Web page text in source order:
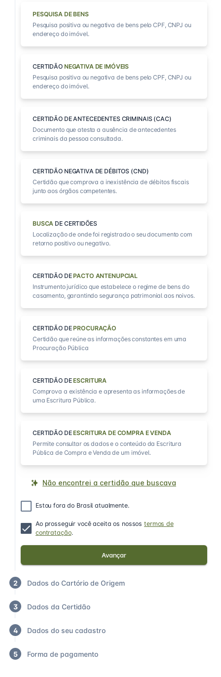
PESQUISA DE BENS
Pesquisa positiva ou negativa de bens pelo CPF, CNPJ ou
endereço do imóvel.
CERTIDÃO NEGATIVA DE IMÓVEIS
Pesquisa positiva ou negativa de bens pelo CPF, CNPJ ou
endereço do imóvel.
CERTIDÃO DE ANTECEDENTES CRIMINAIS (CAC)
Documento que atesta a ausência de antecedentes
criminais da pessoa consultada.
CERTIDÃO NEGATIVA DE DÉBITOS (CND)
Certidão que comprova a inexistência de débitos fiscais
junto aos órgãos competentes.
BUSCA DE CERTIDÕES
Localização de onde foi registrado o seu documento com
retorno positivo ou negativo.
CERTIDÃO DEPACTO ANTENUPCIAL
Instrumento jurídico que estabelece o regime de bens do
casamento, garantindo segurança patrimonial aos noivos.
CERTIDÃO DEPROCURAÇÃO
Certidão que reúne as informações constantes em uma
Procuração Pública
CERTIDÃO DEESCRITURA
Comprova a existência e apresenta as informações de
uma Escritura Pública.
CERTIDÃO DEESCRITURA DE COMPRA E VENDA
Permite consultar os dados e o conteúdo da Escritura
Pública de Compra e Venda de um imóvel.
Não encontrei a certidão que buscava
Estou fora do Brasil atualmente.
Ao prosseguir você aceita os nossostermos de
contratação.
Avançar
2 Dados do Cartório de Origem
3 Dados da Certidão
4 Dados do seu cadastro
5 Forma de pagamento